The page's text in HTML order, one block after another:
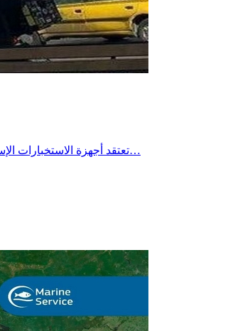
تعتقد أجهزة الاستخبارات الإسرائيلية أن إيران نقلت آلاف أجهزة الطرد المركزي المستخدمة في تخصيب اليورانيوم إلى أنفاق محفورة في أعماق جبل خلال الخريف الماضي، وفق ما نقلته…